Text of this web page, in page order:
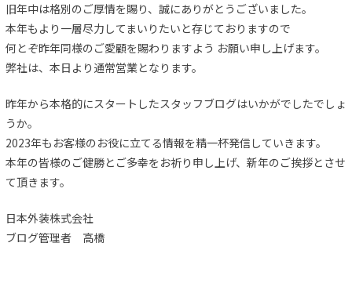
旧年中は格別のご厚情を賜り、誠にありがとうございました。
本年もより一層尽力してまいりたいと存じておりますので
何とぞ昨年同様のご愛顧を賜わりますよう お願い申し上げます。
弊社は、本日より通常営業となります。
昨年から本格的にスタートしたスタッフブログはいかがでしたでしょ
うか。
2023年もお客様のお役に立てる情報を精一杯発信していきます。
本年の皆様のご健勝とご多幸をお祈り申し上げ、新年のご挨拶とさせ
て頂きます。
日本外装株式会社
ブログ管理者 高橋